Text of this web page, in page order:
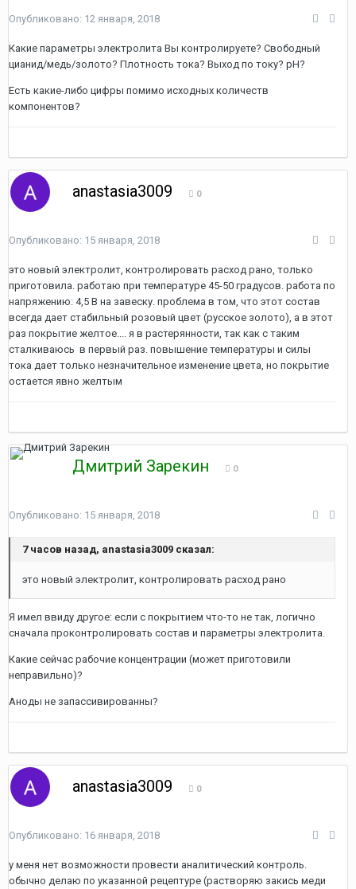
Опубликовано: 12 января, 2018
Какие параметры электролита Вы контролируете? Свободный
цианид/медь/золото? Плотность тока? Выход по току? рН?
Есть какие-либо цифры помимо исходных количеств
компонентов?
anastasia3009 0
Опубликовано: 15 января, 2018
это новый электролит, контролировать расход рано, только
приготовила. работаю при температуре 45-50 градусов. работа по
напряжению: 4,5 В на завеску. проблема в том, что этот состав
всегда дает стабильный розовый цвет (русское золото), а в этот
раз покрытие желтое.... я в растерянности, так как с таким
сталкиваюсь в первый раз. повышение температуры и силы
тока дает только незначительное изменение цвета, но покрытие
остается явно желтым
Дмитрий Зарекин 0
Опубликовано: 15 января, 2018
7 часов назад, anastasia3009 сказал:
это новый электролит, контролировать расход рано
Я имел ввиду другое: если с покрытием что-то не так, логично
сначала проконтролировать состав и параметры электролита.
Какие сейчас рабочие концентрации (может приготовили
неправильно)?
Аноды не запассивированны?
anastasia3009 0
Опубликовано: 16 января, 2018
у меня нет возможности провести аналитический контроль.
обычно делаю по указанной рецептуре (растворяю закись меди